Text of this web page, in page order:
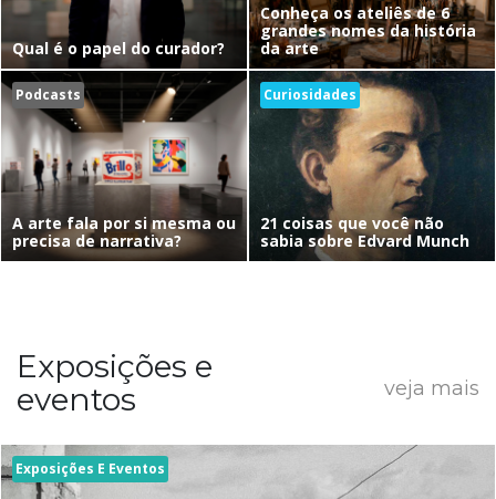
Qual é o papel do curador?
Conheça os ateliês de 6
grandes nomes da história
da arte
Podcasts
A arte fala por si mesma ou
precisa de narrativa?
Curiosidades
21 coisas que você não
sabia sobre Edvard Munch
Exposições e
eventos
veja mais
Exposições E Eventos